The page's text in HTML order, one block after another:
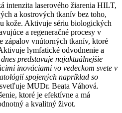
intenzita laserového žiarenia HILT,
a kostrových tkanív bez toho,
kože. Aktivuje sériu biologických
a regeneračné procesy v
zápalov vnútorných tkanív, ktoré
lymfatické odvodnenie a
predstavuje najaktuálnejšie
inováciami vo vedeckom svete v
spojených napríklad so
MUDr. Beata Váhová.
ktoré je efektívne a má
a kvalitný život.